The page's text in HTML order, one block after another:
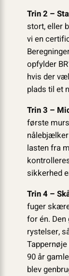
Trin 2 –
stort, eller
vi en
opfylder
hvis der
plads til et
Trin 3 –
første
lasten fra
sikkerhed
Trin 4 –
fuger
for én.
rystelser,
90 år
blev